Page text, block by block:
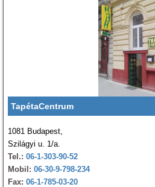
TapétaCentrum
1081 Budapest,
Szilágyi u. 1/a.
Tel.: 06-1-303-90-52
Mobil: 06-30-9-798-234
Fax: 06-1-785-03-20